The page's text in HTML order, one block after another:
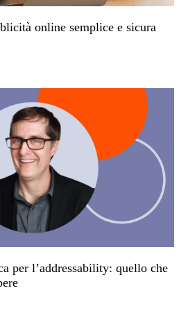
online semplice e sicura
per l’addressability: quello che